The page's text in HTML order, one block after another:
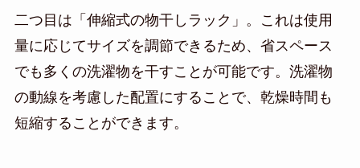
二つ目は「伸縮式の物干しラック」。これは使用
量に応じてサイズを調節できるため、省スペース
でも多くの洗濯物を干すことが可能です。洗濯物
の動線を考慮した配置にすることで、乾燥時間も
短縮することができます。